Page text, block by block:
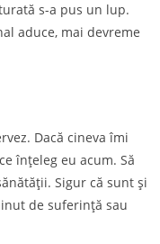
s-a pus un lup.
adu­ce, mai devreme
Dacă cineva îmi
înţe­leg eu acum. Să
Sigur că sunt şi
de suferinţă sau